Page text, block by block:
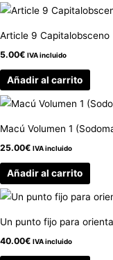
Article 9 Capitalobsceno
5.00€ IVA incluido
Añadir al carrito
Macú Volumen 1
25.00€ IVA incluido
Añadir al carrito
Un punto fijo para
40.00€ IVA incluido